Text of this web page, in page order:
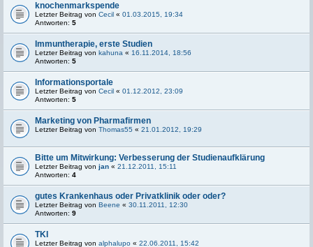
knochenmarkspende
Letzter Beitrag von Cecil « 01.03.2015, 19:34
Antworten: 5
Immuntherapie, erste Studien
Letzter Beitrag von kahuna « 16.11.2014, 18:56
Antworten: 5
Informationsportale
Letzter Beitrag von Cecil « 01.12.2012, 23:09
Antworten: 5
Marketing von Pharmafirmen
Letzter Beitrag von Thomas55 « 21.01.2012, 19:29
Bitte um Mitwirkung: Verbesserung der Studienaufklärung
Letzter Beitrag von jan « 21.12.2011, 15:11
Antworten: 4
gutes Krankenhaus oder Privatklinik oder oder?
Letzter Beitrag von Beene « 30.11.2011, 12:30
Antworten: 9
TKI
Letzter Beitrag von alphalupo « 22.06.2011, 15:42